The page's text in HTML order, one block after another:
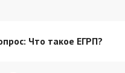
Что такое ЕГРП?